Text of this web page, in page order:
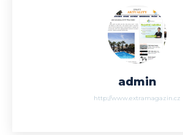
admin
http://www.extramagazin.cz